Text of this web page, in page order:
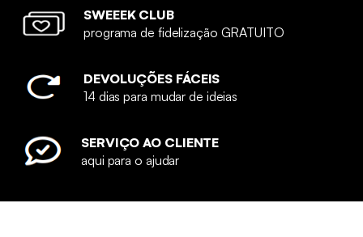
SWEEEK CLUB
programa de fidelização GRATUITO
DEVOLUÇÕES FÁCEIS
14 dias para mudar de ideias
SERVIÇO AO CLIENTE
aqui para o ajudar